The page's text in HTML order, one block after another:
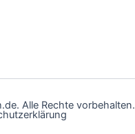
Alle Rechte vorbehalten.